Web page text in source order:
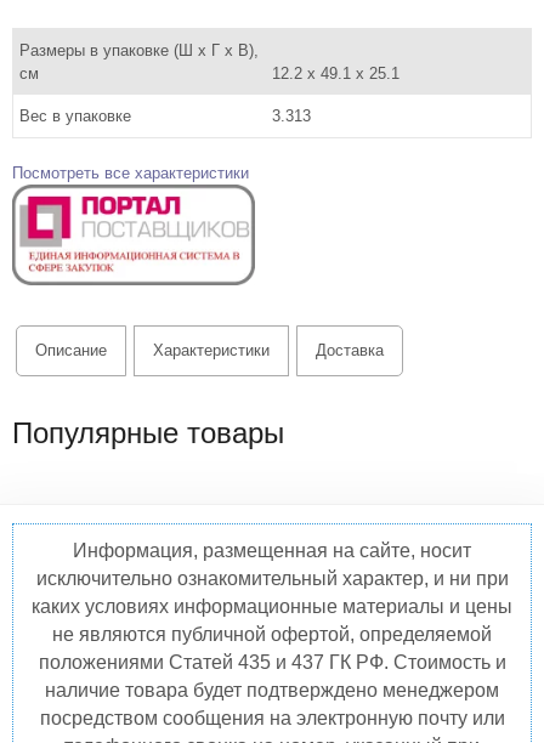
Размеры в упаковке (Ш x Г x В),
см
12.2 x 49.1 x 25.1
Вес в упаковке 3.313
Посмотреть все характеристики
Описание Характеристики Доставка
Популярные товары
Информация, размещенная на сайте, носит
исключительно ознакомительный характер, и ни при
каких условиях информационные материалы и цены
не являются публичной офертой, определяемой
положениями Статей 435 и 437 ГК РФ. Стоимость и
наличие товара будет подтверждено менеджером
посредством сообщения на электронную почту или